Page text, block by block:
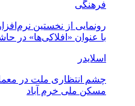
فرهنگی
رونمایی از نخستین
با عنوان «افلاکی‌ها» در
اسلایدر
مسکن ملی خرم آباد